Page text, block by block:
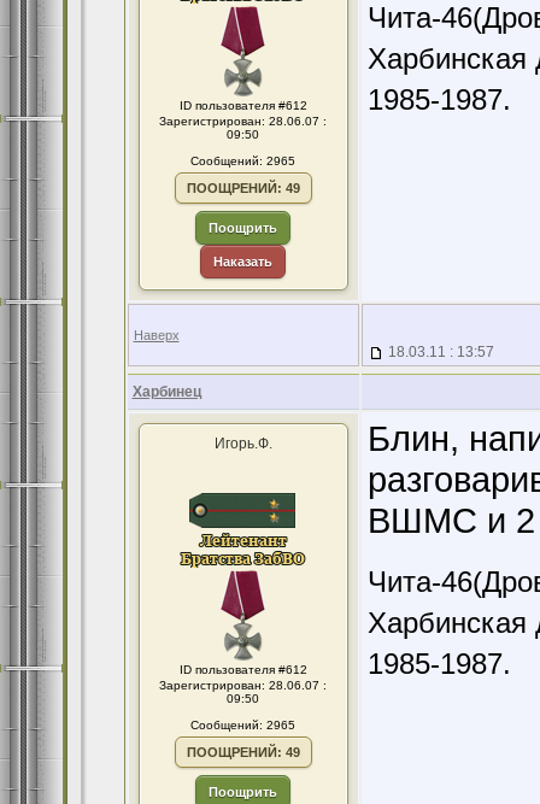
ID пользователя #612
Зарегистрирован: 28.06.07 :
09:50
Сообщений: 2965
ПООЩРЕНИЙ: 49
Поощрить
Наказать
Чита-
Харбинская
1985-1987.
Наверх
18.03.11 : 13:57
Харбинец
Игорь.Ф.
ID пользователя #612
Зарегистрирован: 28.06.07 :
09:50
Сообщений: 2965
ПООЩРЕНИЙ: 49
Поощрить
Блин,
ВШМС и 2
Чита-
Харбинская
1985-1987.